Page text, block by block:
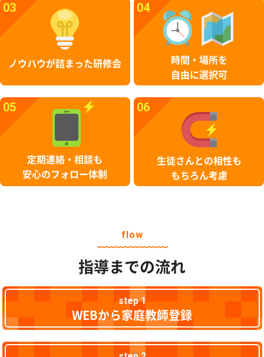
03
ノウハウが詰まった研修会
04
時間・場所を
自由に選択可
05
定期連絡・相談も
安心のフォロー体制
06
生徒さんとの相性も
もちろん考慮
flow
指導までの流れ
step 1
WEBから家庭教師登録